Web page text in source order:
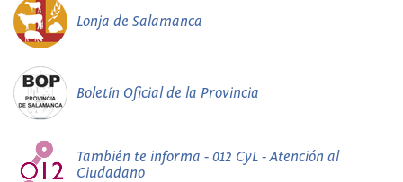
Lonja de Salamanca
Boletín Oficial de la Provincia
También te informa - 012 CyL - Atención al
Ciudadano